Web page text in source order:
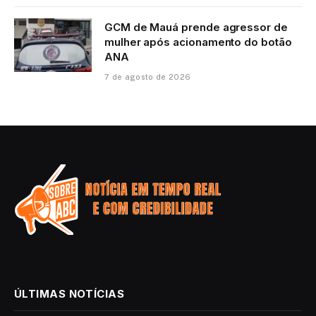
GCM de Mauá prende agressor de
mulher após acionamento do botão
ANA
7 de agosto de 2026
ÚLTIMAS NOTÍCIAS